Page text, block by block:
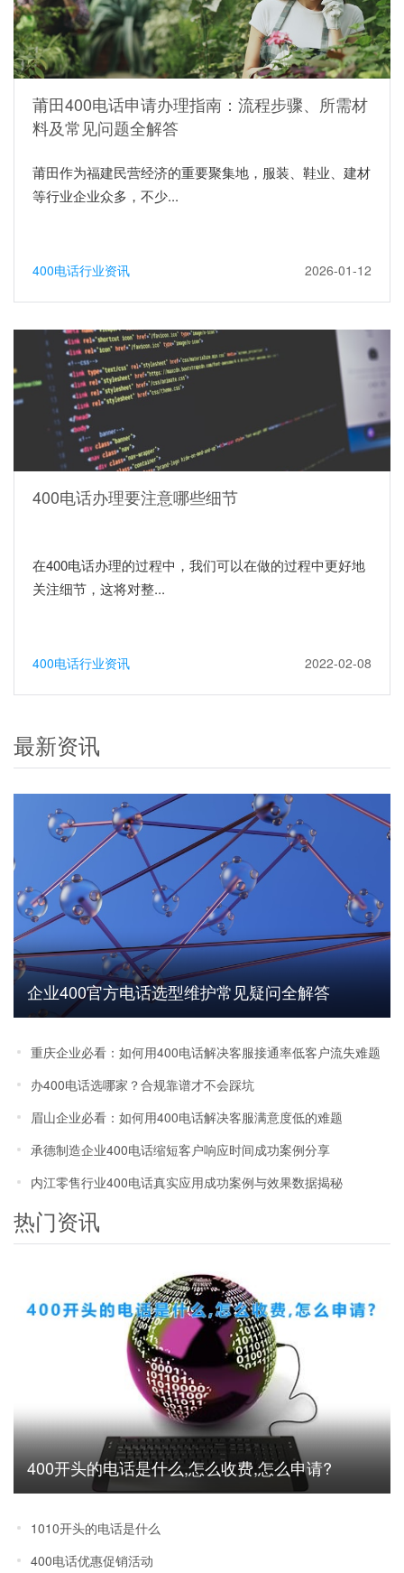
莆田400电话申请办理指南：流程步骤、所需材
料及常见问题全解答
莆田作为福建民营经济的重要聚集地，服装、鞋业、建材
等行业企业众多，不少...
400电话行业资讯 2026-01-12
400电话办理要注意哪些细节
在400电话办理的过程中，我们可以在做的过程中更好地
关注细节，这将对整...
400电话行业资讯 2022-02-08
最新资讯
企业400官方电话选型维护常见疑问全解答
重庆企业必看：如何用400电话解决客服接通率低客户流失难题
办400电话选哪家？合规靠谱才不会踩坑
眉山企业必看：如何用400电话解决客服满意度低的难题
承德制造企业400电话缩短客户响应时间成功案例分享
内江零售行业400电话真实应用成功案例与效果数据揭秘
热门资讯
400开头的电话是什么,怎么收费,怎么申请?
1010开头的电话是什么
400电话优惠促销活动